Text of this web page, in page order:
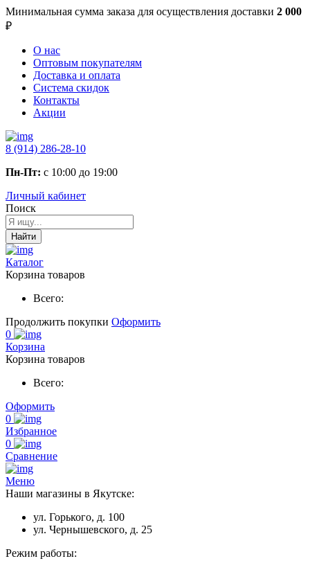
Минимальная сумма заказа для осуществления доставки 2 000
₽
О нас
Оптовым покупателям
Доставка и оплата
Система скидок
Контакты
Акции
8 (914) 286-28-10
Пн-Пт: с 10:00 до 19:00
Личный кабинет
Поиск
Найти
Каталог
Корзина товаров
Всего:
Продолжить покупки Оформить
0
Корзина
Корзина товаров
Всего:
Оформить
0
Избранное
0
Сравнение
Меню
Наши магазины в Якутске:
ул. Горького, д. 100
ул. Чернышевского, д. 25
Режим работы: